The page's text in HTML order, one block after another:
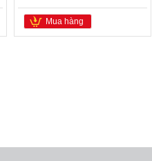
Mua hàng